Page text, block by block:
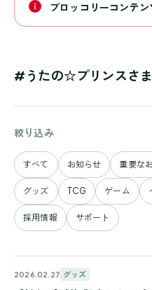
ブロッコリーコンテ
#うたの☆プリンスさ
絞り込み
すべて お知らせ 重要な
グッズ TCG ゲーム
採用情報 サポート
2026.02.27 グッズ